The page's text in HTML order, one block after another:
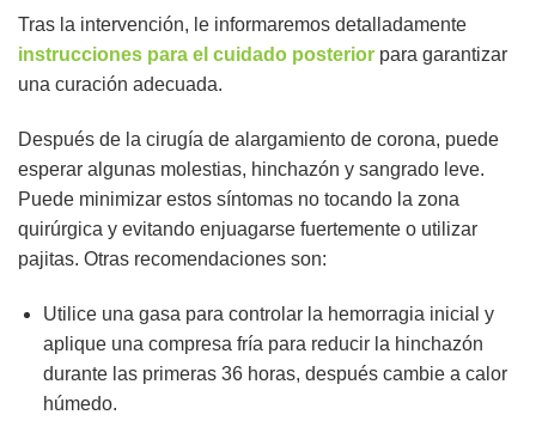
Tras la intervención, le informaremos detalladamente
instrucciones para el cuidado posterior para garantizar
una curación adecuada.
Después de la cirugía de alargamiento de corona, puede
esperar algunas molestias, hinchazón y sangrado leve.
Puede minimizar estos síntomas no tocando la zona
quirúrgica y evitando enjuagarse fuertemente o utilizar
pajitas. Otras recomendaciones son:
Utilice una gasa para controlar la hemorragia inicial y
aplique una compresa fría para reducir la hinchazón
durante las primeras 36 horas, después cambie a calor
húmedo.